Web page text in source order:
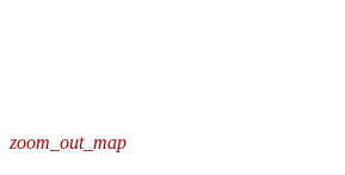
zoom_out_map